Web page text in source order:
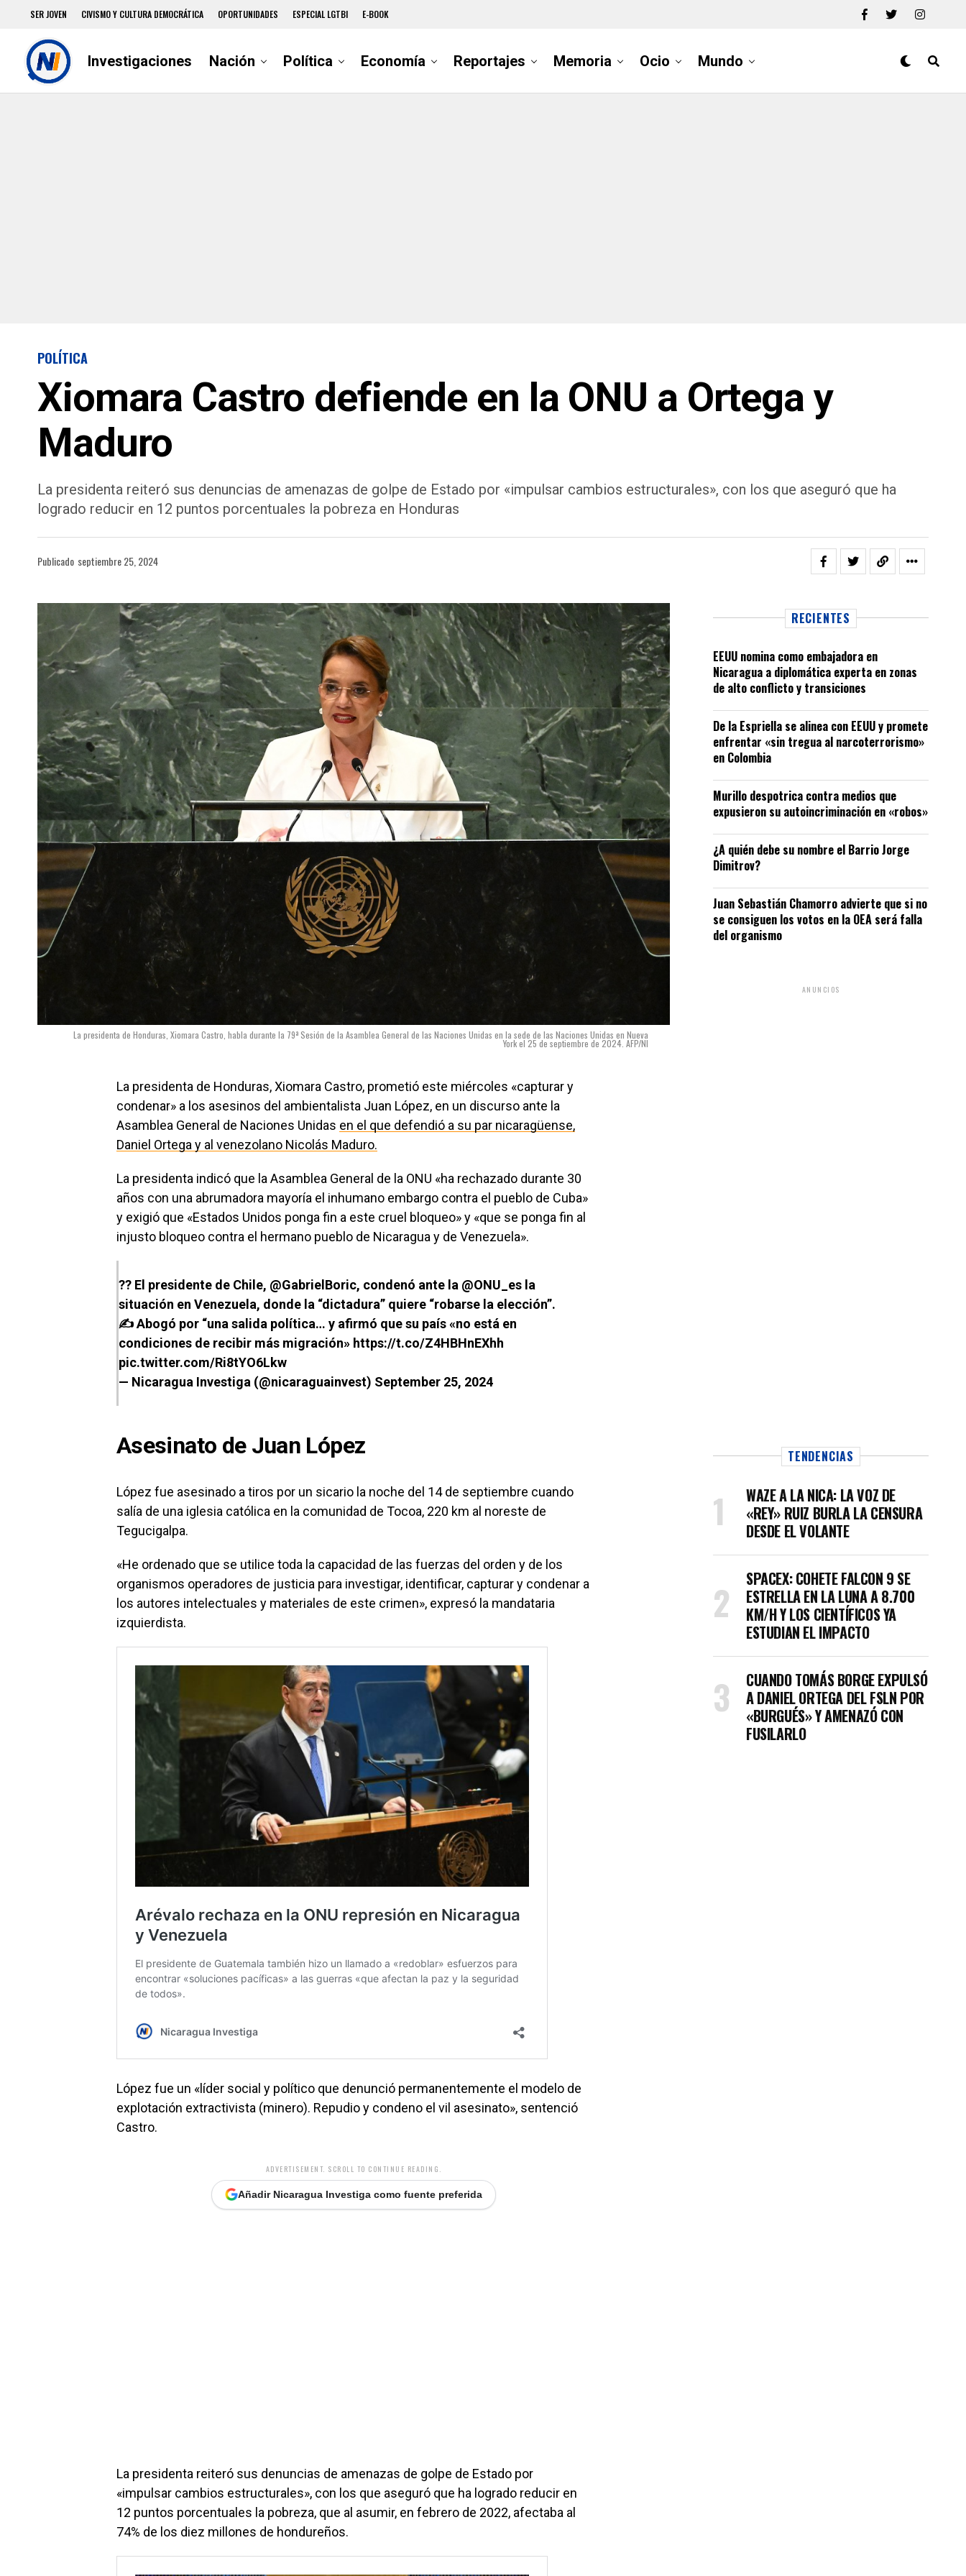
SER JOVEN CIVISMO Y CULTURA DEMOCRÁTICA OPORTUNIDADES ESPECIAL LGTBI E-BOOK
Investigaciones Nación Política Economía Reportajes Memoria Ocio Mundo
POLÍTICA
Xiomara Castro defiende en la ONU a Ortega y
Maduro
La presidenta reiteró sus denuncias de amenazas de golpe de Estado por «impulsar cambios estructurales», con los que aseguró que ha
logrado reducir en 12 puntos porcentuales la pobreza en Honduras
Publicado septiembre 25, 2024
La presidenta de Honduras, Xiomara Castro, habla durante la 79ª Sesión de la Asamblea General de las Naciones Unidas en la sede de las Naciones Unidas en Nueva
York el 25 de septiembre de 2024. AFP/NI
La presidenta de Honduras, Xiomara Castro, prometió este miércoles «capturar y
condenar» a los asesinos del ambientalista Juan López, en un discurso ante la
Asamblea General de Naciones Unidas en el que defendió a su par nicaragüense,
Daniel Ortega y al venezolano Nicolás Maduro.
La presidenta indicó que la Asamblea General de la ONU «ha rechazado durante 30
años con una abrumadora mayoría el inhumano embargo contra el pueblo de Cuba»
y exigió que «Estados Unidos ponga fin a este cruel bloqueo» y «que se ponga fin al
injusto bloqueo contra el hermano pueblo de Nicaragua y de Venezuela».
?? El presidente de Chile, @GabrielBoric, condenó ante la @ONU_es la
situación en Venezuela, donde la “dictadura” quiere “robarse la elección”.
✍️ Abogó por “una salida política… y afirmó que su país «no está en
condiciones de recibir más migración» https://t.co/Z4HBHnEXhh
pic.twitter.com/Ri8tYO6Lkw
— Nicaragua Investiga (@nicaraguainvest) September 25, 2024
Asesinato de Juan López
López fue asesinado a tiros por un sicario la noche del 14 de septiembre cuando
salía de una iglesia católica en la comunidad de Tocoa, 220 km al noreste de
Tegucigalpa.
«He ordenado que se utilice toda la capacidad de las fuerzas del orden y de los
organismos operadores de justicia para investigar, identificar, capturar y condenar a
los autores intelectuales y materiales de este crimen», expresó la mandataria
izquierdista.
López fue un «líder social y político que denunció permanentemente el modelo de
explotación extractivista (minero). Repudio y condeno el vil asesinato», sentenció
Castro.
ADVERTISEMENT. SCROLL TO CONTINUE READING.
Añadir Nicaragua Investiga como fuente preferida
La presidenta reiteró sus denuncias de amenazas de golpe de Estado por
«impulsar cambios estructurales», con los que aseguró que ha logrado reducir en
12 puntos porcentuales la pobreza, que al asumir, en febrero de 2022, afectaba al
74% de los diez millones de hondureños.
RECIENTES
EEUU nomina como embajadora en
Nicaragua a diplomática experta en zonas
de alto conflicto y transiciones
De la Espriella se alinea con EEUU y promete
enfrentar «sin tregua al narcoterrorismo»
en Colombia
Murillo despotrica contra medios que
expusieron su autoincriminación en «robos»
¿A quién debe su nombre el Barrio Jorge
Dimitrov?
Juan Sebastián Chamorro advierte que si no
se consiguen los votos en la OEA será falla
del organismo
ANUNCIOS
TENDENCIAS
WAZE A LA NICA: LA VOZ DE
«REY» RUIZ BURLA LA CENSURA
DESDE EL VOLANTE
SPACEX: COHETE FALCON 9 SE
ESTRELLA EN LA LUNA A 8.700
KM/H Y LOS CIENTÍFICOS YA
ESTUDIAN EL IMPACTO
CUANDO TOMÁS BORGE EXPULSÓ
A DANIEL ORTEGA DEL FSLN POR
«BURGUÉS» Y AMENAZÓ CON
FUSILARLO